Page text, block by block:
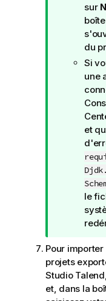
sur
du
Si
une
et
le
Pour
projets
Studio Talend
et, dans la